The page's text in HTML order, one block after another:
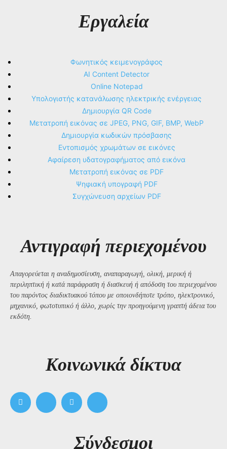
Εργαλεία
Φωνητικός κειμενογράφος
AI Content Detector
Online Notepad
Υπολογιστής κατανάλωσης ηλεκτρικής ενέργειας
Δημιουργία QR Code
Μετατροπή εικόνας σε JPEG, PNG, GIF, BMP, WebP
Δημιουργία κωδικών πρόσβασης
Εντοπισμός χρωμάτων σε εικόνες
Αφαίρεση υδατογραφήματος από εικόνα
Μετατροπή εικόνας σε PDF
Ψηφιακή υπογραφή PDF
Συγχώνευση αρχείων PDF
Αντιγραφή περιεχομένου
Απαγορεύεται η αναδημοσίευση, αναπαραγωγή, ολική, μερική ή
περιληπτική ή κατά παράφραση ή διασκευή ή απόδοση του περιεχομένου
του παρόντος διαδικτυακού τόπου με οποιονδήποτε τρόπο, ηλεκτρονικό,
μηχανικό, φωτοτυπικό ή άλλο, χωρίς την προηγούμενη γραπτή άδεια του
εκδότη.
Kοινωνικά δίκτυα
Σύνδεσμοι